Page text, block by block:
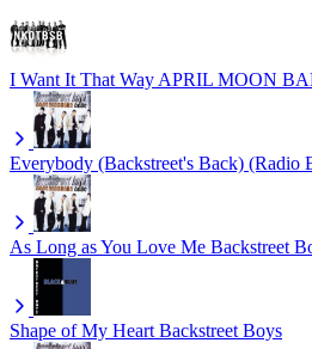
I Want It That Way APRIL MOON
Everybody (Backstreet's Back) (Radio
As Long as You Love Me Backstreet
Shape of My Heart Backstreet Boys